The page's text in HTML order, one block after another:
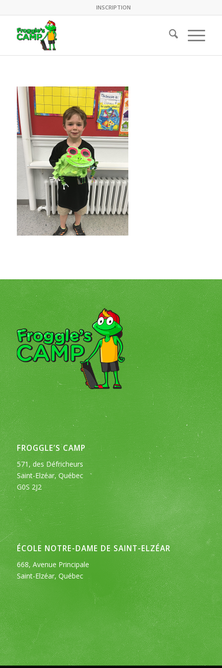
INSCRIPTION
FROGGLE’S CAMP
571, des Défricheurs
Saint-Elzéar, Québec
G0S 2J2
ÉCOLE NOTRE-DAME DE SAINT-ELZÉAR
668, Avenue Principale
Saint-Elzéar, Québec